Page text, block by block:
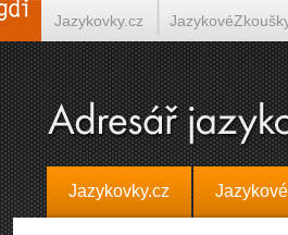
Jazykovky.cz
Jazykovky.cz
Španělština on-line Italština